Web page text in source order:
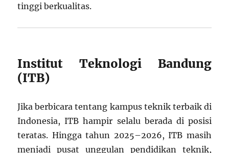
tinggi berkualitas.
Institut Teknologi Bandung
(ITB)
Jika berbicara tentang kampus teknik terbaik di
Indonesia, ITB hampir selalu berada di posisi
teratas. Hingga tahun 2025–2026, ITB masih
menjadi pusat unggulan pendidikan teknik,